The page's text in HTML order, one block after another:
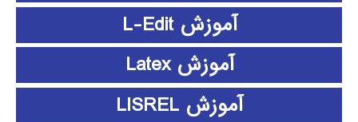
آموزش L-Edit
آموزش Latex
آموزش LISREL